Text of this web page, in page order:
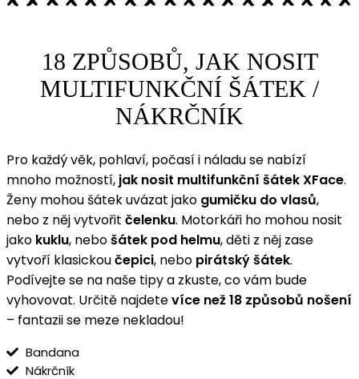
18 ZPŮSOBŮ, JAK NOSIT
MULTIFUNKČNÍ ŠÁTEK /
NÁKRČNÍK
Pro každý věk, pohlaví, počasí i náladu se nabízí
mnoho možností, jak nosit multifunkční šátek XFace.
Ženy mohou šátek uvázat jako gumičku do vlasů,
nebo z něj vytvořit čelenku. Motorkáři ho mohou nosit
jako kuklu, nebošátek pod helmu, děti z něj zase
vytvoří klasickoučepici, nebo pirátský šátek.
Podívejte se na naše tipy a zkuste, co vám bude
vyhovovat. Určitě najdetevíce než 18 způsobů nošení
– fantazii se meze nekladou!
Bandana
Nákrčník